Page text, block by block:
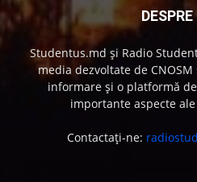
Studentus.md și Radio
media dezvoltate de
informare și o platformă
importante aspecte
Contactați-ne: